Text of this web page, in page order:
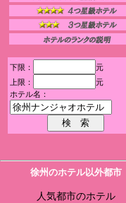
下限：
元
上限：
元
ホテル名：
徐州のホテル以外都市
人気都市のホテル